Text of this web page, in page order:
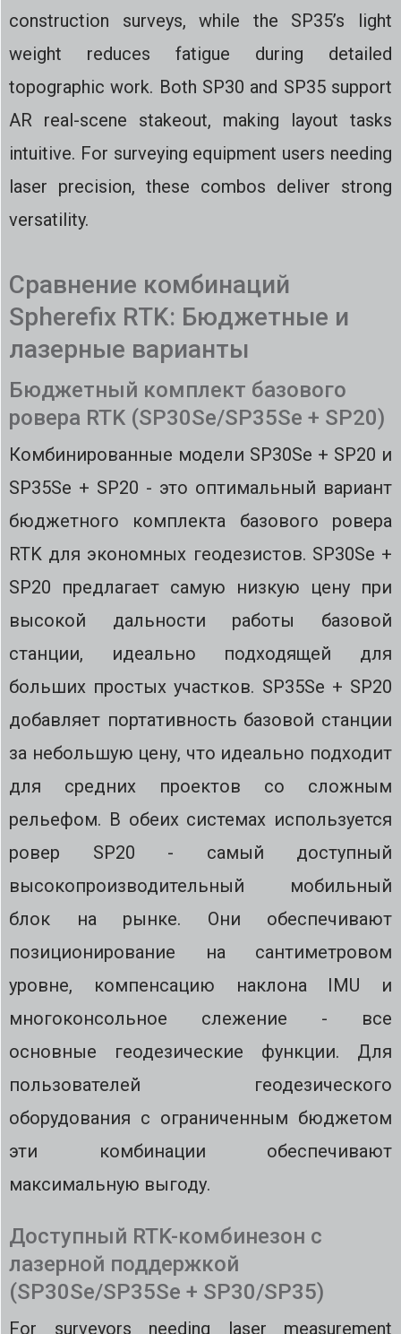
construction surveys, while the SP35’s light
weight reduces fatigue during detailed
topographic work. Both SP30 and SP35 support
AR real-scene stakeout, making layout tasks
intuitive. For surveying equipment users needing
laser precision, these combos deliver strong
versatility.
Сравнение комбинаций
Spherefix RTK: Бюджетные и
лазерные варианты
Бюджетный комплект базового
ровера RTK (SP30Se/SP35Se + SP20)
Комбинированные модели SP30Se + SP20 и
SP35Se + SP20 - это оптимальный вариант
бюджетного комплекта базового ровера
RTK для экономных геодезистов. SP30Se +
SP20 предлагает самую низкую цену при
высокой дальности работы базовой
станции, идеально подходящей для
больших простых участков. SP35Se + SP20
добавляет портативность базовой станции
за небольшую цену, что идеально подходит
для средних проектов со сложным
рельефом. В обеих системах используется
ровер SP20 - самый доступный
высокопроизводительный мобильный
блок на рынке. Они обеспечивают
позиционирование на сантиметровом
уровне, компенсацию наклона IMU и
многоконсольное слежение - все
основные геодезические функции. Для
пользователей геодезического
оборудования с ограниченным бюджетом
эти комбинации обеспечивают
максимальную выгоду.
Доступный RTK-комбинезон с
лазерной поддержкой
(SP30Se/SP35Se + SP30/SP35)
For surveyors needing laser measurement